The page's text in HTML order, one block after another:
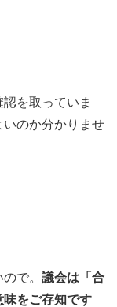
を取っていま
のか分かりませ
で。 議会は「合
をご存知です